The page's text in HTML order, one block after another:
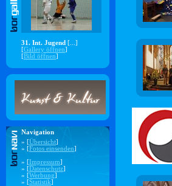
31. Int. Jugend [...]
[Gallery öffnen]
[Bild öffnen]
Navigation
» [Übersicht]
» [Fotos einsenden]
» [Impressum]
» [Datenschutz]
» [Werbung]
» [Statistik]